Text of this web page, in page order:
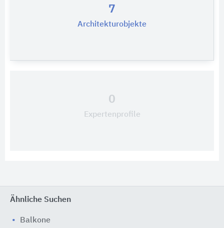
7
Architekturobjekte
0
Expertenprofile
Ähnliche Suchen
Balkone